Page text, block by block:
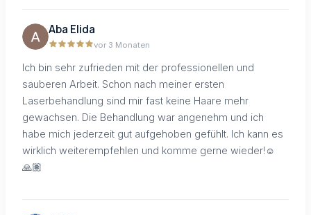
Aba Elida
vor 3 Monaten
Ich bin sehr zufrieden mit der professionellen und
sauberen Arbeit. Schon nach meiner ersten
Laserbehandlung sind mir fast keine Haare mehr
gewachsen. Die Behandlung war angenehm und ich
habe mich jederzeit gut aufgehoben gefühlt. Ich kann es
wirklich weiterempfehlen und komme gerne wieder!☺️
🙏🏽